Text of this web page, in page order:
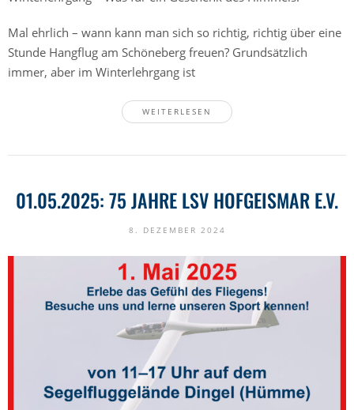
Mal ehrlich – wann kann man sich so richtig, richtig über eine
Stunde Hangflug am Schöneberg freuen? Grundsätzlich
immer, aber im Winterlehrgang ist
WEITERLESEN
01.05.2025: 75 JAHRE LSV HOFGEISMAR E.V.
8. DEZEMBER 2024